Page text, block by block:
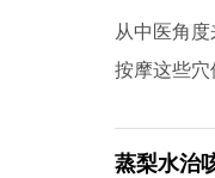
从中医角
按摩这些
蒸梨水治